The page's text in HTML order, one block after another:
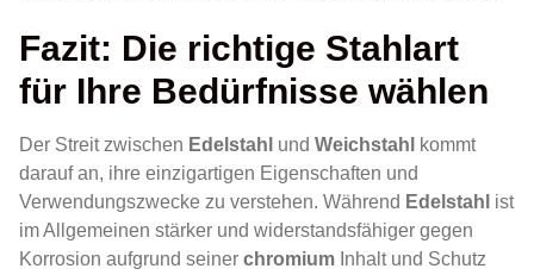
Fazit: Die richtige Stahlart
für Ihre Bedürfnisse wählen
Der Streit zwischen Edelstahl und Weichstahl
kommt
darauf an, ihre einzigartigen Eigenschaften und
Verwendungszwecke zu verstehen. Während Edelstahl ist
im Allgemeinen stärker und widerstandsfähiger gegen
Korrosion aufgrund seiner chromium Inhalt und Schutz